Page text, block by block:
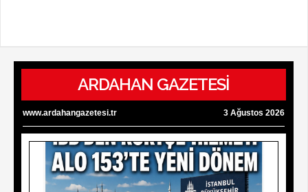
ARDAHAN GAZETESİ
www.ardahangazetesi.tr 3 Ağustos 2026